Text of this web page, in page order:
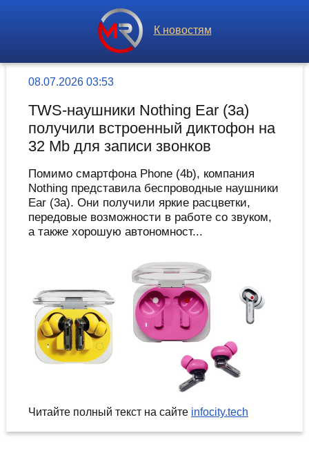
К новостям
08.07.2026 03:53
TWS-наушники Nothing Ear (3a)
получили встроенный диктофон на
32 Mb для записи звонков
Помимо смартфона Phone (4b), компания
Nothing представила беспроводные наушники
Ear (3a). Они получили яркие расцветки,
передовые возможности в работе со звуком,
а также хорошую автономност...
Читайте полный текст на сайте infocity.tech